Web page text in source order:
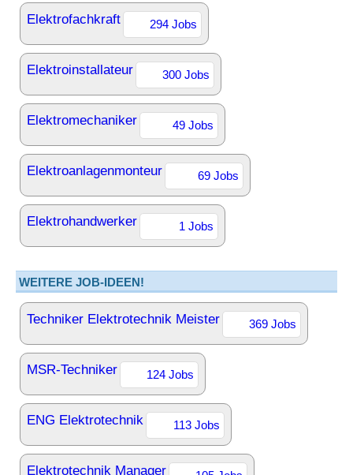
Elektrofachkraft 294 Jobs
Elektroinstallateur 300 Jobs
Elektromechaniker 49 Jobs
Elektroanlagenmonteur 69 Jobs
Elektrohandwerker 1 Jobs
WEITERE JOB-IDEEN!
Techniker Elektrotechnik Meister 369 Jobs
MSR-Techniker 124 Jobs
ENG Elektrotechnik 113 Jobs
Elektrotechnik Manager